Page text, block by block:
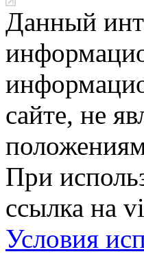
Данный
сайте, не
При
ссылка на
Условия